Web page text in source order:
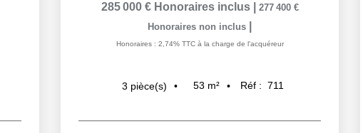
285 000 € Honoraires inclus
277 400 €
Honoraires non inclus
Honoraires : 2,74% TTC à la charge de l'acquéreur
3 pièce(s) 53 m² Réf : 711